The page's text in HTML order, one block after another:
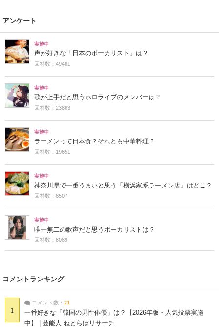
アンケート
実施中
声が好きな「日本のボーカリスト」は？
回答数：49481
実施中
歌が上手だと思うホロライブのメンバーは？
回答数：23863
実施中
ラーメンって日本食？それとも中華料理？
回答数：19651
実施中
神奈川県で一番うまいと思う「横浜家系ラーメン店」はどこ？
回答数：8507
実施中
唯一無二の歌声だと思うボーカリストは？
回答数：8089
コメントランキング
1
コメント数： 21
一番好きな「韓国の男性俳優」は？【2026年版・人気投票実施
中】 | 芸能人 ねとらぼリサーチ